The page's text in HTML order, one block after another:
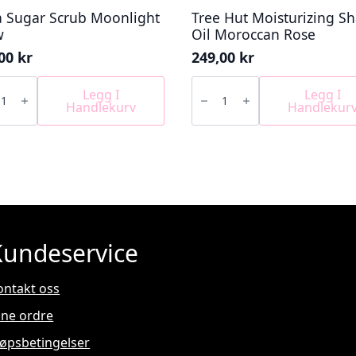
Sugar Scrub Moonlight
kr
Legg I
Handlekurv
Tree Hut Moisturizing
Oil Moroccan Rose
249,00 kr
Tree
Moisturizing
Oil
Legg I
oss
ordre